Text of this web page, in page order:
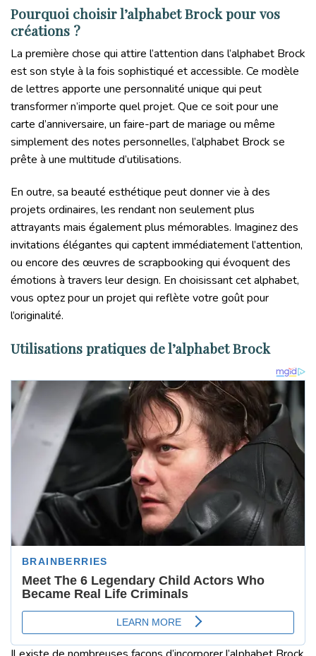
Pourquoi choisir l’alphabet Brock pour vos
créations ?
La première chose qui attire l’attention dans l’alphabet Brock
est son style à la fois sophistiqué et accessible. Ce modèle
de lettres apporte une personnalité unique qui peut
transformer n’importe quel projet. Que ce soit pour une
carte d’anniversaire, un faire-part de mariage ou même
simplement des notes personnelles, l’alphabet Brock se
prête à une multitude d’utilisations.
En outre, sa beauté esthétique peut donner vie à des
projets ordinaires, les rendant non seulement plus
attrayants mais également plus mémorables. Imaginez des
invitations élégantes qui captent immédiatement l’attention,
ou encore des œuvres de scrapbooking qui évoquent des
émotions à travers leur design. En choisissant cet alphabet,
vous optez pour un projet qui reflète votre goût pour
l’originalité.
Utilisations pratiques de l’alphabet Brock